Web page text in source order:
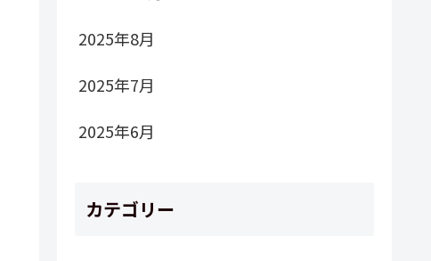
2025年8月
2025年7月
2025年6月
カテゴリー